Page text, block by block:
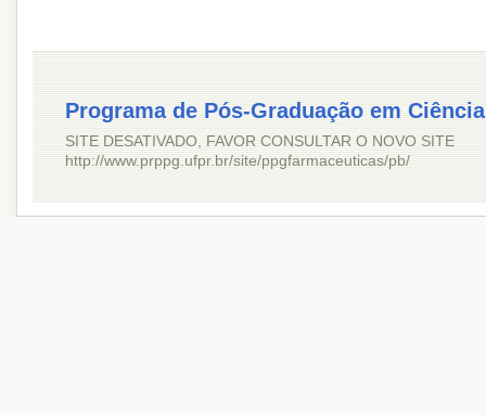
Programa de Pós-Graduação em
SITE DESATIVADO, FAVOR CONSULTAR O NOVO SITE
http://www.prppg.ufpr.br/site/ppgfarmaceuticas/pb/